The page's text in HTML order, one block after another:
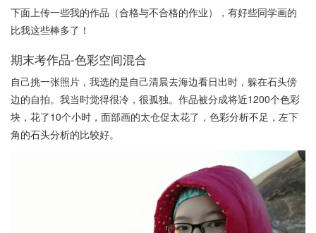
下面上传一些我的作品（合格与不合格的作业），有好些同学画的
比我这些棒多了！
期末考作品-色彩空间混合
自己挑一张照片，我选的是自己清晨去海边看日出时，躲在石头傍
边的自拍。我当时觉得很冷，很孤独。作品被分成将近1200个色彩
块，花了10个小时，面部画的太仓促太花了，色彩分析不足，左下
角的石头分析的比较好。